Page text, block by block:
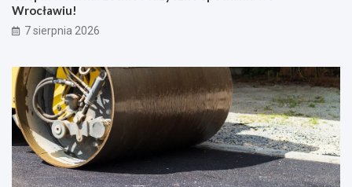
Wrocławiu!
7 sierpnia 2026